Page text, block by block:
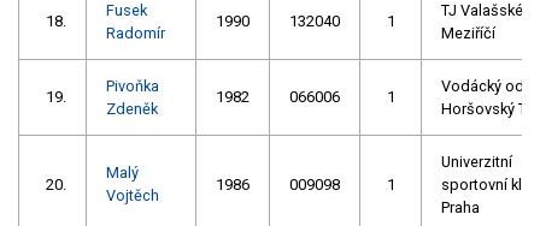
18.
Fusek
Radomír
1990 132040 1
TJ Valašské
Meziříčí
19.
Pivoňka
Zdeněk
1982 066006 1
Vodácký oddíl
Horšovský
20.
Malý
Vojtěch
1986 009098 1
Univerzitní
sportovní klub
Praha